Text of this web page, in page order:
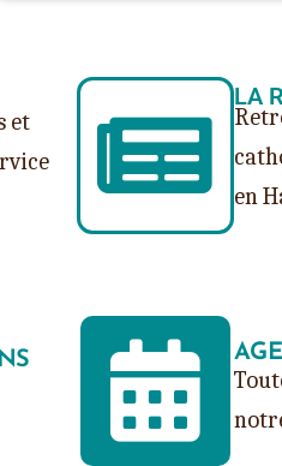
et
LA
en